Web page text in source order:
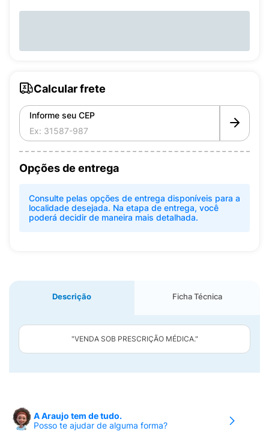
Calcular frete
Informe seu CEP
Opções de entrega
Consulte pelas opções de entrega disponíveis para a
localidade desejada. Na etapa de entrega, você
poderá decidir de maneira mais detalhada.
Descrição Ficha Técnica
"VENDA SOB PRESCRIÇÃO MÉDICA."
A Araujo tem de tudo.
Posso te ajudar de alguma forma?